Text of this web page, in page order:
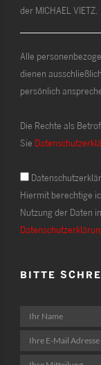
der MICHAEL VIETZ.
Alle
dienen
persönlich
Die Rechte als
Sie
Hiermit berechtige
Nutzung der Daten
BITTE